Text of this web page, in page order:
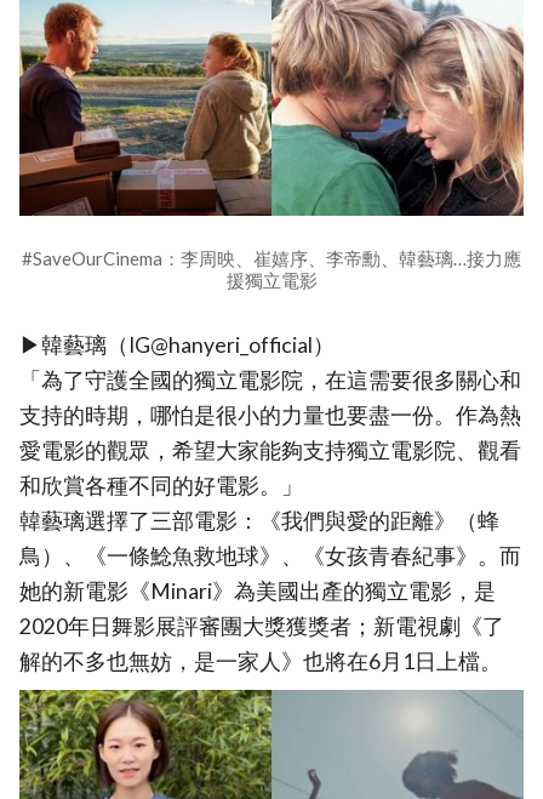
#SaveOurCinema：李周映、崔嬉序、李帝勳、韓藝璃…接力應
援獨立電影
▶韓藝璃（IG@hanyeri_official）
「為了守護全國的獨立電影院，在這需要很多關心和
支持的時期，哪怕是很小的力量也要盡一份。作為熱
愛電影的觀眾，希望大家能夠支持獨立電影院、觀看
和欣賞各種不同的好電影。」
韓藝璃選擇了三部電影：《我們與愛的距離》（蜂
鳥）、《一條鯰魚救地球》、《女孩青春紀事》。而
她的新電影《Minari》為美國出產的獨立電影，是
2020年日舞影展評審團大獎獲獎者；新電視劇《了
解的不多也無妨，是一家人》也將在6月1日上檔。